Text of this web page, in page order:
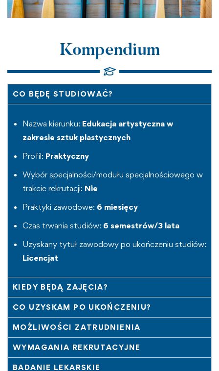
Kompendium
CO BĘDĘ STUDIOWAĆ?
Nazwa kierunku: Edukacja artystyczna w
zakresie sztuk plastycznych
Profil: Praktyczny
Wybór specjalności/modułu specjalnościowego w
trakcie rekrutacji: Nie
Praktyki zawodowe: 6 miesięcy
Czas trwania studiów: 6 semestrów/3 lata
Uzyskany tytuł zawodowy po ukończeniu studiów:
Licencjat
KIEDY BĘDĄ ZAJĘCIA?
CO UZYSKAM PO UKOŃCZENIU?
MOŻLIWOŚCI ZATRUDNIENIA
WYMAGANIA REKRUTACYJNE
BADANIE LEKARSKIE